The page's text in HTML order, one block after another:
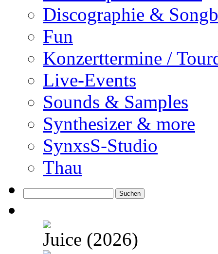
Discographie &
Fun
Konzerttermine /
Live-Events
Sounds & Samples
Synthesizer & more
SynxsS-Studio
Thau
nach:
Juice (2026)